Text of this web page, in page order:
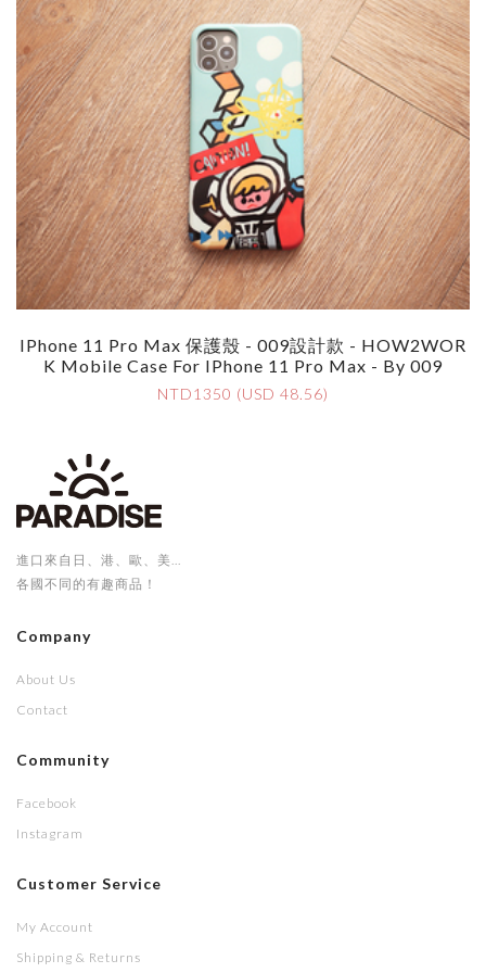
IPhone 11 Pro Max 保護殼 - 009設計款 - HOW2WOR
K Mobile Case For IPhone 11 Pro Max - By 009
NTD1350 (USD 48.56)
進口來自日、港、歐、美...
各國不同的有趣商品！
Company
About Us
Contact
Community
Facebook
Instagram
Customer Service
My Account
Shipping & Returns